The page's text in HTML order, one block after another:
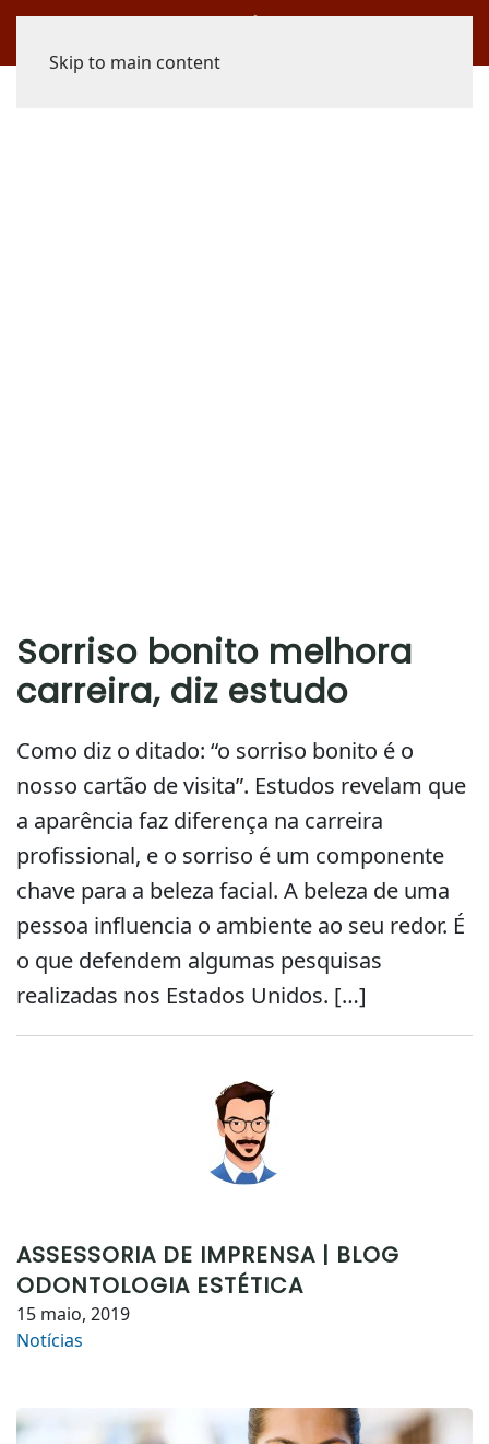
Skip to main content
Sorriso bonito melhora
carreira, diz estudo
Como diz o ditado: “o sorriso bonito é o
nosso cartão de visita”. Estudos revelam que
a aparência faz diferença na carreira
profissional, e o sorriso é um componente
chave para a beleza facial. A beleza de uma
pessoa influencia o ambiente ao seu redor. É
o que defendem algumas pesquisas
realizadas nos Estados Unidos. […]
ASSESSORIA DE IMPRENSA | BLOG
ODONTOLOGIA ESTÉTICA
15 maio, 2019
Notícias